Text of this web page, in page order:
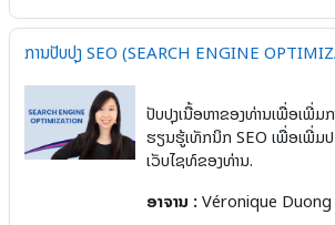
ການປັບປຸງ SEO (SEARCH ENGINE
ປັບປຸງເນື້ອຫາຂອງທ່ານເພື່ອເພີ່ມ
ຮຽນຮູ້ເທັກນິກ SEO ເພື່ອເພີ່ມປ
ເວັບໄຊທ໌ຂອງທ່ານ.
ອາຈານ :Véronique Duong